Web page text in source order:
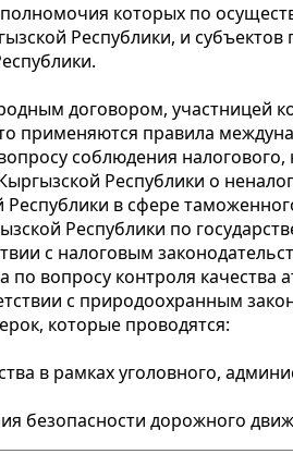
которых по
Республики, и
договором, участницей
применяются правила
соблюдения
Республики о
в сфере
Республики по
с налоговым
вопросу контроля качества
с природоохранным
которые проводятся:
в рамках уголовного,
безопасности дорожного